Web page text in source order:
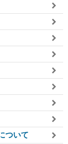
ついて